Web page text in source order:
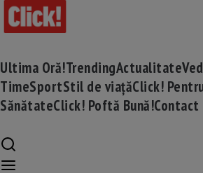
Ultima Oră!TrendingActualitate
TimeSportStil de viațăClick!
SănătateClick! Poftă Bună!Contact